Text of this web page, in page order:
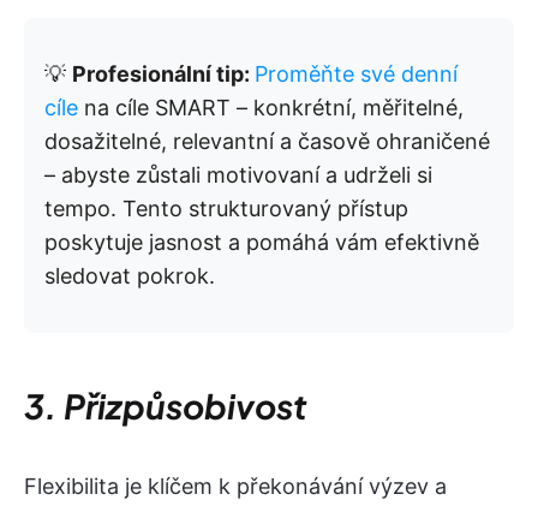
💡 Profesionální tip: Proměňte své denní
cíle na cíle SMART – konkrétní, měřitelné,
dosažitelné, relevantní a časově ohraničené
– abyste zůstali motivovaní a udrželi si
tempo. Tento strukturovaný přístup
poskytuje jasnost a pomáhá vám efektivně
sledovat pokrok.
3. Přizpůsobivost
Flexibilita je klíčem k překonávání výzev a